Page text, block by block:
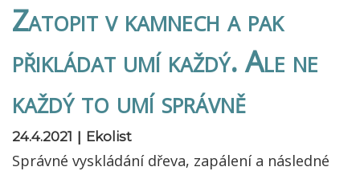
Zatopit v kamnech a pak
přikládat umí každý. Ale ne
každý to umí správně
24.4.2021 | Ekolist
Správné vyskládání dřeva, zapálení a následné